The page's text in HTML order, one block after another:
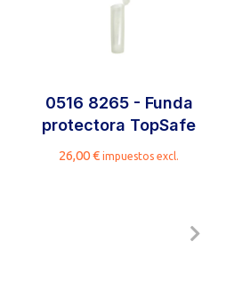
0516 8265 - Funda
protectora TopSafe
26,00€ impuestos excl.